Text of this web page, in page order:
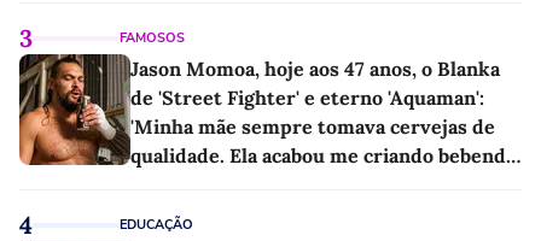
3 FAMOSOS
Jason Momoa, hoje aos 47 anos, o Blanka
de 'Street Fighter' e eterno 'Aquaman':
'Minha mãe sempre tomava cervejas de
qualidade. Ela acabou me criando bebendo
4 EDUCAÇÃO